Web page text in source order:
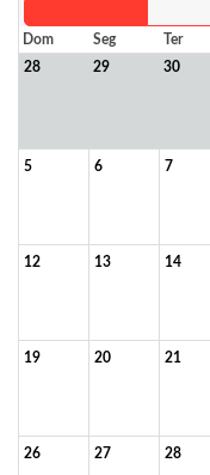
Dom Seg Ter
28
29 30
5 6 7
12 13 14
19 20 21
26 27 28